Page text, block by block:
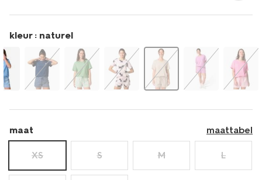
kleur : naturel
maat maattabel
XS S M L